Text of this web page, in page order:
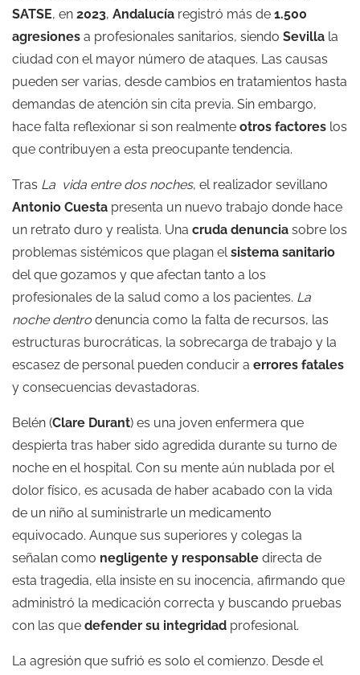
SATSE, en 2023, Andalucía registró más de 1.500
agresiones a profesionales sanitarios, siendo Sevilla la
ciudad con el mayor número de ataques. Las causas
pueden ser varias, desde cambios en tratamientos hasta
demandas de atención sin cita previa. Sin embargo,
hace falta reflexionar si son realmente otros factores los
que contribuyen a esta preocupante tendencia.
Tras La vida entre dos noches, el realizador sevillano
Antonio Cuesta presenta un nuevo trabajo donde hace
un retrato duro y realista. Una cruda denuncia sobre los
problemas sistémicos que plagan elsistema sanitario
del que gozamos y que afectan tanto a los
profesionales de la salud como a los pacientes. La
noche dentro denuncia como la falta de recursos, las
estructuras burocráticas, la sobrecarga de trabajo y la
escasez de personal pueden conducir a errores fatales
y consecuencias devastadoras.
Belén (Clare Durant) es una joven enfermera que
despierta tras haber sido agredida durante su turno de
noche en el hospital. Con su mente aún nublada por el
dolor físico, es acusada de haber acabado con la vida
de un niño al suministrarle un medicamento
equivocado. Aunque sus superiores y colegas la
señalan como negligente y responsable directa de
esta tragedia, ella insiste en su inocencia, afirmando que
administró la medicación correcta y buscando pruebas
con las que defender su integridad profesional.
La agresión que sufrió es solo el comienzo. Desde el